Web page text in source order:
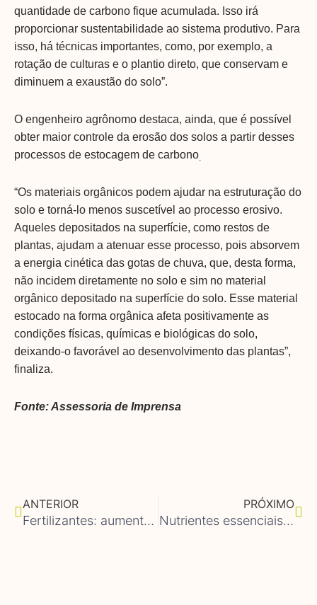
quantidade de carbono fique acumulada. Isso irá
proporcionar sustentabilidade ao sistema produtivo. Para
isso, há técnicas importantes, como, por exemplo, a
rotação de culturas e o plantio direto, que conservam e
diminuem a exaustão do solo”.
O engenheiro agrônomo destaca, ainda, que é possível
obter maior controle da erosão dos solos a partir desses
processos de estocagem de carbono
“Os materiais orgânicos podem ajudar na estruturação do
solo e torná-lo menos suscetível ao processo erosivo.
Aqueles depositados na superfície, como restos de
plantas, ajudam a atenuar esse processo, pois absorvem
a energia cinética das gotas de chuva, que, desta forma,
não incidem diretamente no solo e sim no material
orgânico depositado na superfície do solo. Esse material
estocado na forma orgânica afeta positivamente as
condições físicas, químicas e biológicas do solo,
deixando-o favorável ao desenvolvimento das plantas”,
finaliza.
Fonte: Assessoria de Imprensa
ANTERIOR
Fertilizantes: aumentando a produção de forma responsável e sustentável
PRÓXIMO
Nutrientes essenciais que vêm das plantas